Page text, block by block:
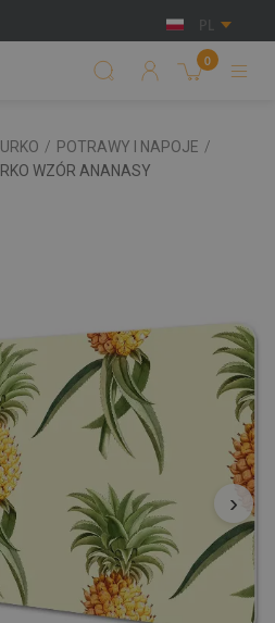
PL
0
/ POTRAWY I NAPOJE /
WZÓR ANANASY
›